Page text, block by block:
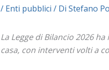
/ Enti pubblici / Di Stefano
La Legge di Bilancio 2026
casa, con interventi volti a